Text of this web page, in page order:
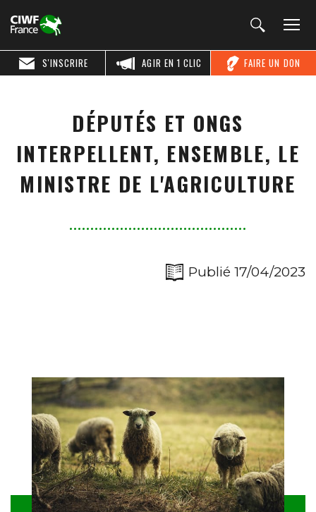
FAIRE UN DON
AGIR EN 1 CLIC
S'INSCRIRE
DÉPUTÉS ET ONGS
INTERPELLENT, ENSEMBLE, LE
MINISTRE DE L'AGRICULTURE
Publié 17/04/2023